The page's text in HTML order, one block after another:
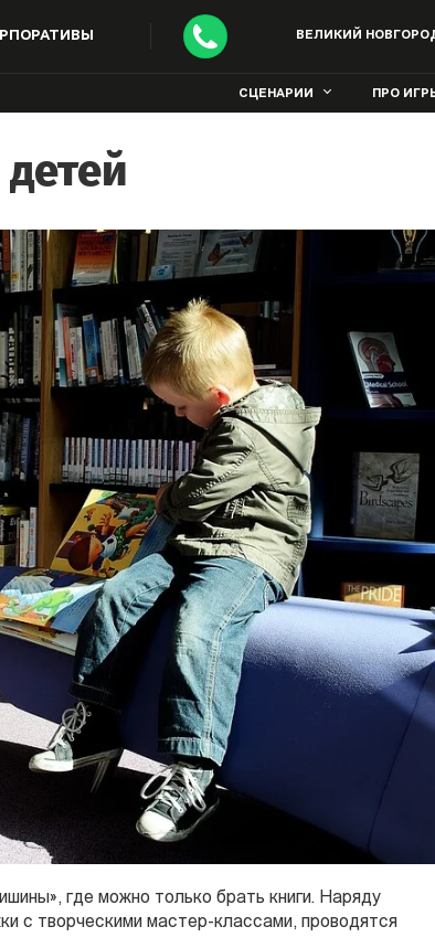
ВЕЛИКИЙ
СЦЕНАРИИ ПРО
где можно только брать книги. Наряду
с творческими мастер-классами, проводятся